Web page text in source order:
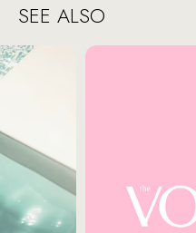
SEE ALSO